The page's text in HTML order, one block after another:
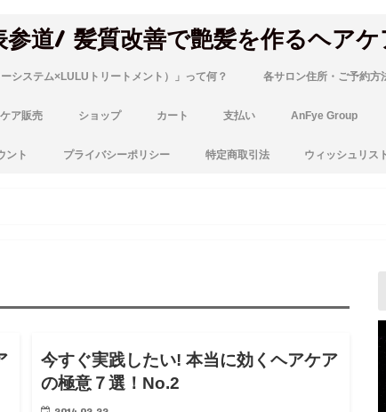
道/ 髪質改善で艶髪を作るヘア
システム×LULUトリートメント）」って何？ 各サロン住所・ご予約方
ア販売 ショップ カート 支払い AnFye Group
ント プライバシーポリシー 特定商取引法 ウィッシュリス
今すぐ実践したい! 本当に効くヘアケア
の極意７選！No.2